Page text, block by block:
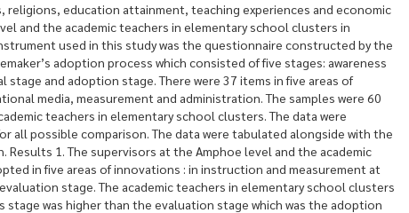
religions, education attainment, teaching experiences and economic
and the academic teachers in elementary school clusters in
used in this study was the questionnaire constructed by the
adoption process which consisted of five stages: awareness
and adoption stage. There were 37 items in five areas of
media, measurement and administration. The samples were 60
teachers in elementary school clusters. The data were
all possible comparison. The data were tabulated alongside with the
1. The supervisors at the Amphoe level and the academic
in five areas of innovations : in instruction and measurement at
stage. The academic teachers in elementary school clusters
was higher than the evaluation stage which was the adoption